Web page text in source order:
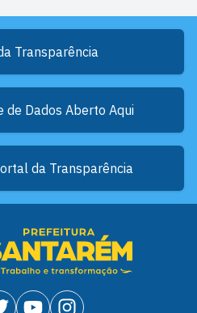
Transparência
de Dados Aberto Aqui
da Transparência